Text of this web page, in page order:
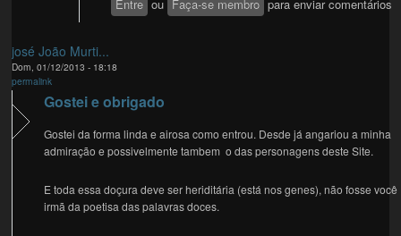
Entre ou Faça-se membro para enviar comentários
josé João Murti...
Dom, 01/12/2013 - 18:18
permalink
Gostei e obrigado
Gostei da forma linda e airosa como entrou. Desde já angariou a minha
admiração e possivelmente tambem o das personagens deste Site.
E toda essa doçura deve ser heriditária (está nos genes), não fosse você
irmã da poetisa das palavras doces.